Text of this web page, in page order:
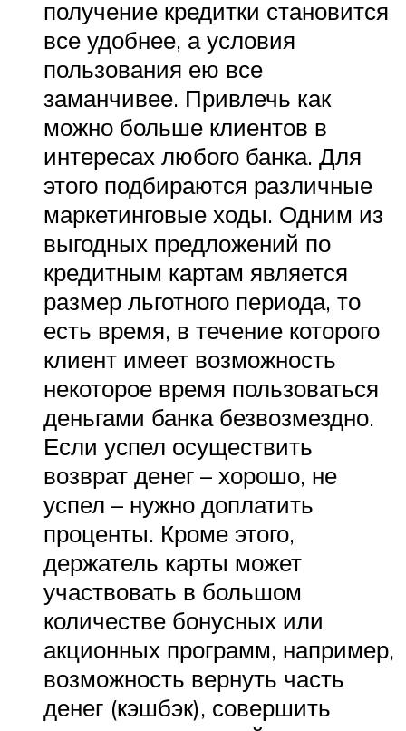
получение кредитки становится
все удобнее, а условия
пользования ею все
заманчивее. Привлечь как
можно больше клиентов в
интересах любого банка. Для
этого подбираются различные
маркетинговые ходы. Одним из
выгодных предложений по
кредитным картам является
размер льготного периода, то
есть время, в течение которого
клиент имеет возможность
некоторое время пользоваться
деньгами банка безвозмездно.
Если успел осуществить
возврат денег – хорошо, не
успел – нужно доплатить
проценты. Кроме этого,
держатель карты может
участвовать в большом
количестве бонусных или
акционных программ, например,
возможность вернуть часть
денег (кэшбэк), совершить